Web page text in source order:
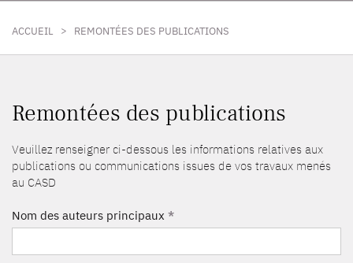
ACCUEIL > REMONTÉES DES PUBLICATIONS
Remontées des publications
Veuillez renseigner ci-dessous les informations relatives aux
publications ou communications issues de vos travaux menés
au CASD
Nom des auteurs principaux *